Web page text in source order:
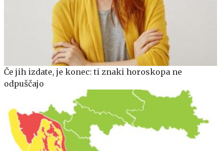
Če jih izdate, je konec: ti znaki horoskopa ne
odpuščajo